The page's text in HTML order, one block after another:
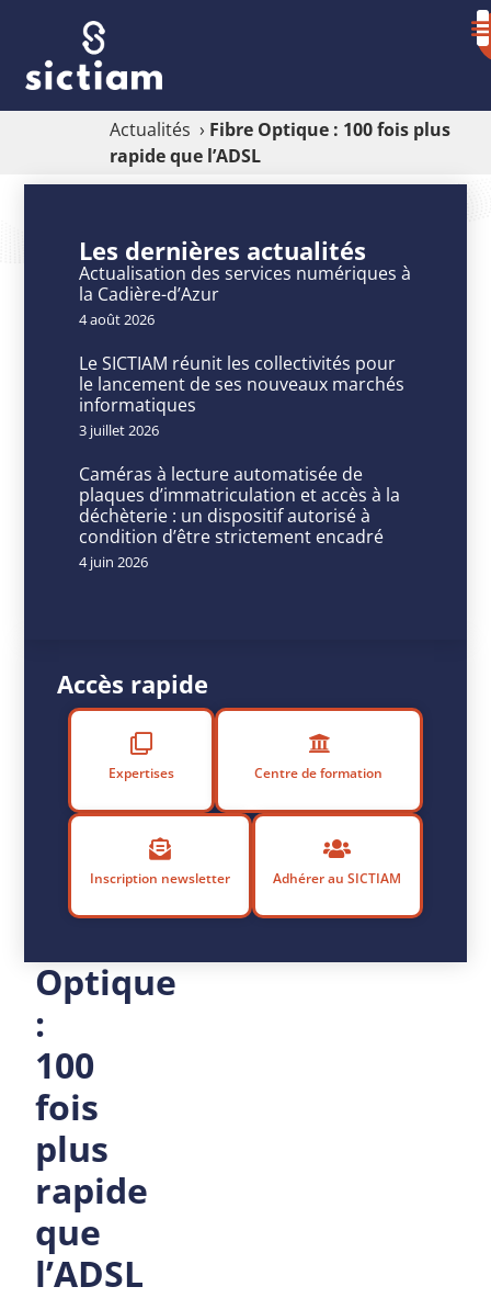
Actualités › Fibre Optique : 100 fois plus
rapide que l’ADSL
Optique
100
fois
plus
rapide
que
l’ADSL
le
2
2
Optique
:
100
fois
plus
rapide
que
l’ADSL
Les dernières actualités
Actualisation des services numériques à
la Cadière-d’Azur
4 août 2026
Le SICTIAM réunit les collectivités pour
le lancement de ses nouveaux marchés
informatiques
3 juillet 2026
Caméras à lecture automatisée de
plaques d’immatriculation et accès à la
déchèterie : un dispositif autorisé à
condition d’être strictement encadré
4 juin 2026
Accès rapide
Expertises Centre de formation
Inscription newsletter Adhérer au SICTIAM